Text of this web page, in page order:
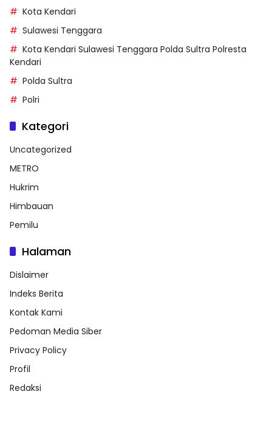
Kota Kendari
Sulawesi Tenggara
Kota Kendari Sulawesi Tenggara Polda Sultra Polresta
Kendari
Polda Sultra
Polri
Kategori
Uncategorized
METRO
Hukrim
Himbauan
Pemilu
Halaman
Dislaimer
Indeks Berita
Kontak Kami
Pedoman Media Siber
Privacy Policy
Profil
Redaksi